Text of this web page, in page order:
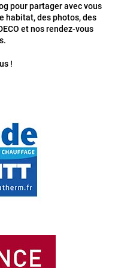
pour partager avec vous
habitat, des photos, des
et nos rendez-vous
!